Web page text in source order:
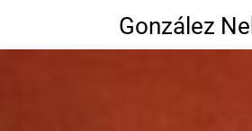
González